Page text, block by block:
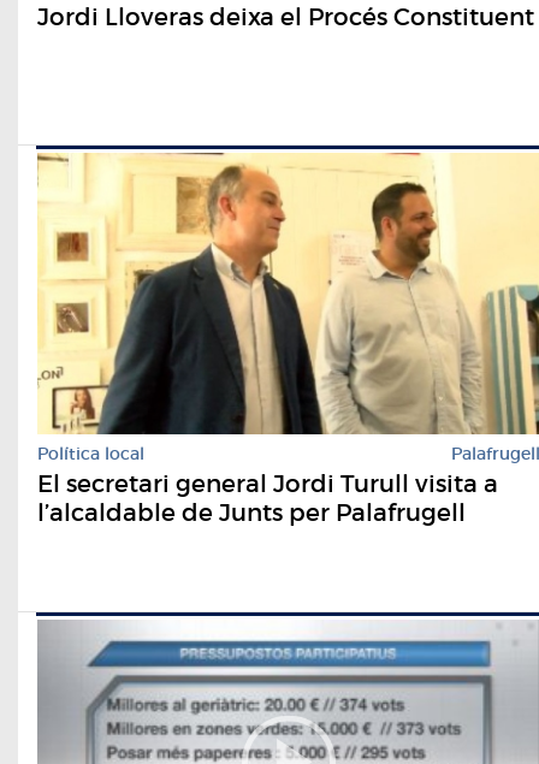
Jordi Lloveras deixa el Procés Constituent
Política local Palafrugell
El secretari general Jordi Turull visita a
l’alcaldable de Junts per Palafrugell